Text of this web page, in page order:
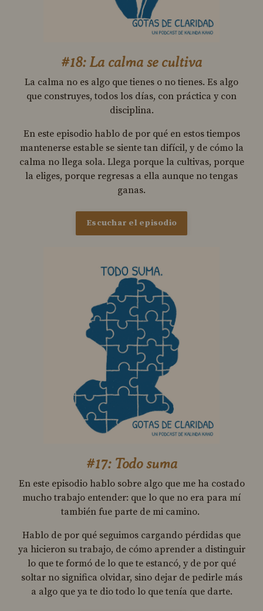
#18: La calma se cultiva
La calma no es algo que tienes o no tienes. Es algo
que construyes, todos los días, con práctica y con
disciplina.
En este episodio hablo de por qué en estos tiempos
mantenerse estable se siente tan difícil, y de cómo la
calma no llega sola. Llega porque la cultivas, porque
la eliges, porque regresas a ella aunque no tengas
ganas.
Escuchar el episodio
#17: Todo suma
En este episodio hablo sobre algo que me ha costado
mucho trabajo entender: que lo que no era para mí
también fue parte de mi camino.
Hablo de por qué seguimos cargando pérdidas que
ya hicieron su trabajo, de cómo aprender a distinguir
lo que te formó de lo que te estancó, y de por qué
soltar no significa olvidar, sino dejar de pedirle más
a algo que ya te dio todo lo que tenía que darte.